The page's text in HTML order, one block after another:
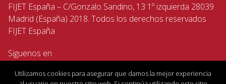
FIJET España – C/Gonzalo Sandino, 13 1º izquierda 28039
Madrid (España) 2018. Todos los derechos reservados
FIJET España
Siguenos en
Utilizamos cookies para asegurar que damos la mejor experiencia